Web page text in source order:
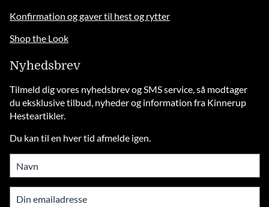
Konfirmation og gaver til hest og rytter
Shop the Look
Nyhedsbrev
Tilmeld dig vores nyhedsbrev og SMS service, så modtager
du eksklusive tilbud, nyheder og information fra Kinnerup
Hesteartikler.
Du kan til en hver tid afmelde igen.